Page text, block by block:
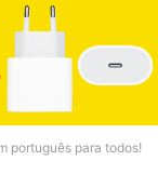
português para todos!